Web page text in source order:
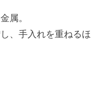
属。
、手入れを重ねるほ